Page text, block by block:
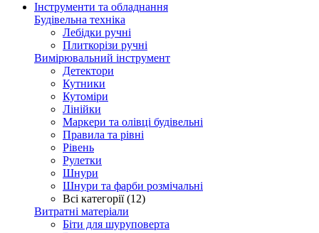
Інструменти та обладнання
Будівельна техніка
Лебідки ручні
Плиткорізи ручні
Вимірювальний інструмент
Детектори
Кутники
Кутоміри
Лінійки
Маркери та олівці будівельні
Правила та рівні
Рівень
Рулетки
Шнури
Шнури та фарби розмічальні
Всі категорії (12)
Витратні матеріали
Біти для шуруповерта